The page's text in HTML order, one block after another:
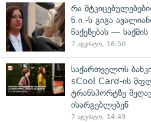
რა
ნ.ი.-ს გიგა
წაქეზებას —
7 აგვისტო, 16:50
საქართველოს
sCool Card-ის
ტრანსპორტზე
ისარგებლებენ
7 აგვისტო, 14:49